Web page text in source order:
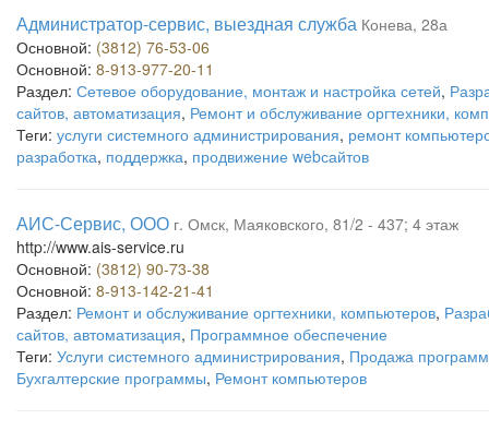
Администратор-сервис, выездная служба Конева, 28а
Основной: (3812) 76-53-06
Основной: 8-913-977-20-11
Раздел: Сетевое оборудование, монтаж и настройка сетей,
сайтов, автоматизация, Ремонт и обслуживание оргтехники,
Теги: услуги системного администрирования, ремонт
разработка, поддержка, продвижение webсайтов
АИС-Сервис, ООО г. Омск, Маяковского, 81/2 - 437; 4 этаж
http://www.ais-service.ru
Основной: (3812) 90-73-38
Основной: 8-913-142-21-41
Раздел: Ремонт и обслуживание оргтехники, компьютеров,
сайтов, автоматизация, Программное обеспечение
Теги: Услуги системного администрирования, Продажа
Бухгалтерские программы, Ремонт компьютеров